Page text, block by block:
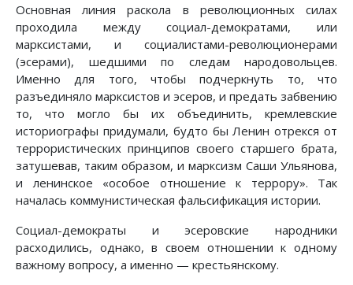
Основная линия раскола в революционных силах
проходила между социал-демократами, или
марксистами, и социалистами-революционерами
(эсерами), шедшими по следам народовольцев.
Именно для того, чтобы подчеркнуть то, что
разъединяло марксистов и эсеров, и предать забвению
то, что могло бы их объединить, кремлевские
историографы придумали, будто бы Ленин отрекся от
террористических принципов своего старшего брата,
затушевав, таким образом, и марксизм Саши Ульянова,
и ленинское «особое отношение к террору». Так
началась коммунистическая фальсификация истории.
Социал-демократы и эсеровские народники
расходились, однако, в своем отношении к одному
важному вопросу, а именно — крестьянскому.